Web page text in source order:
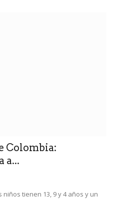
Colombia:
a...
niños tienen 13, 9 y 4 años y un